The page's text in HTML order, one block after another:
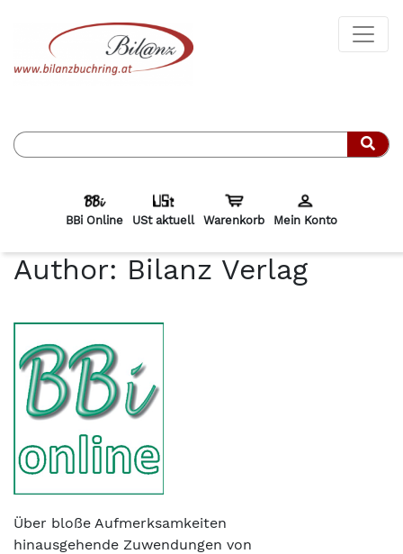
BBi Online USt aktuell Warenkorb Mein Konto
Author: Bilanz Verlag
Über bloße Aufmerksamkeiten
hinausgehende Zuwendungen von